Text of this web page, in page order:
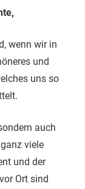
wenn wir in
und
uns so
auch
viele
und der
Ort sind